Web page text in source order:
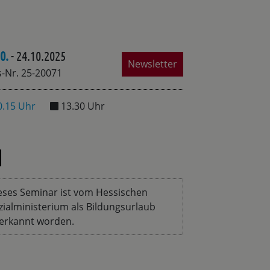
- 24.10.2025
Nr. 25-20071
Newsletter
Uhr 13.30 Uhr
Seminar ist vom Hessischen
als Bildungsurlaub
worden.